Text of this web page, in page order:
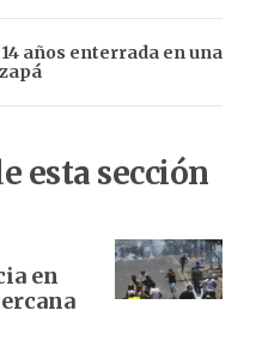
años enterrada en una
esta sección
en